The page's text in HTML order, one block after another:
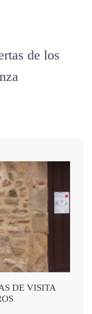
de los
DE VISITA